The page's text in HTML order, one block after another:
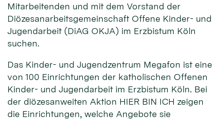
Mitarbeitenden und mit dem Vorstand der
Diözesanarbeitsgemeinschaft Offene Kinder- und
Jugendarbeit (DiAG OKJA) im Erzbistum Köln
suchen.
Das Kinder- und Jugendzentrum Megafon ist eine
von 100 Einrichtungen der katholischen Offenen
Kinder- und Jugendarbeit im Erzbistum Köln. Bei
der diözesanweiten Aktion HIER BIN ICH zeigen
die Einrichtungen, welche Angebote sie